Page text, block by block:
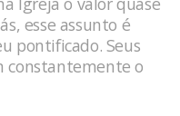
esse assunto é
pontificado. Seus
constantemente o